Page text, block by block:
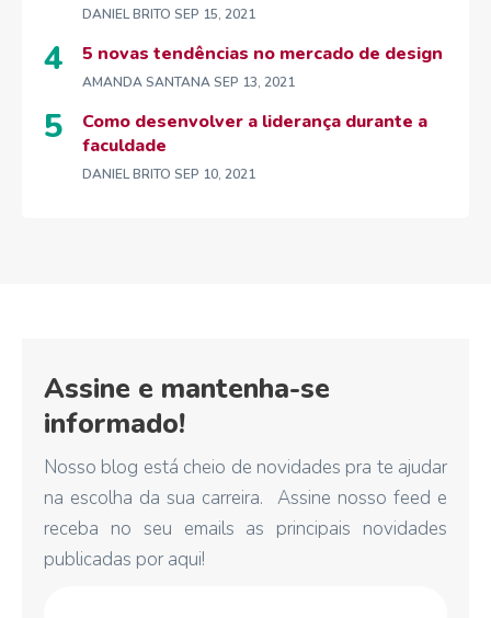
DANIEL BRITO SEP 15, 2021
5 novas tendências no mercado de design
AMANDA SANTANASEP 13, 2021
Como desenvolver a liderança durante a
faculdade
DANIEL BRITO SEP 10, 2021
Assine e mantenha-se
informado!
Nosso blog está cheio de novidades pra te ajudar
na escolha da sua carreira. Assine nosso feed e
receba no seu emails as principais novidades
publicadas por aqui!